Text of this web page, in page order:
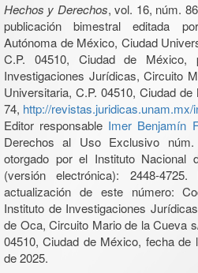
Hechos y Derechos, vol. 16, núm.
publicación bimestral editada
Autónoma de México, Ciudad
C.P. 04510, Ciudad de
Investigaciones Jurídicas, Circuito
Universitaria, C.P. 04510, Ciudad
74, http://
Editor responsable Imer Benjamín
Derechos al Uso Exclusivo núm.
otorgado por el Instituto Nacional
(versión electrónica): 2448-
actualización de este número:
Instituto de Investigaciones
de Oca, Circuito Mario de la Cueva
04510, Ciudad de México, fecha
de 2025.